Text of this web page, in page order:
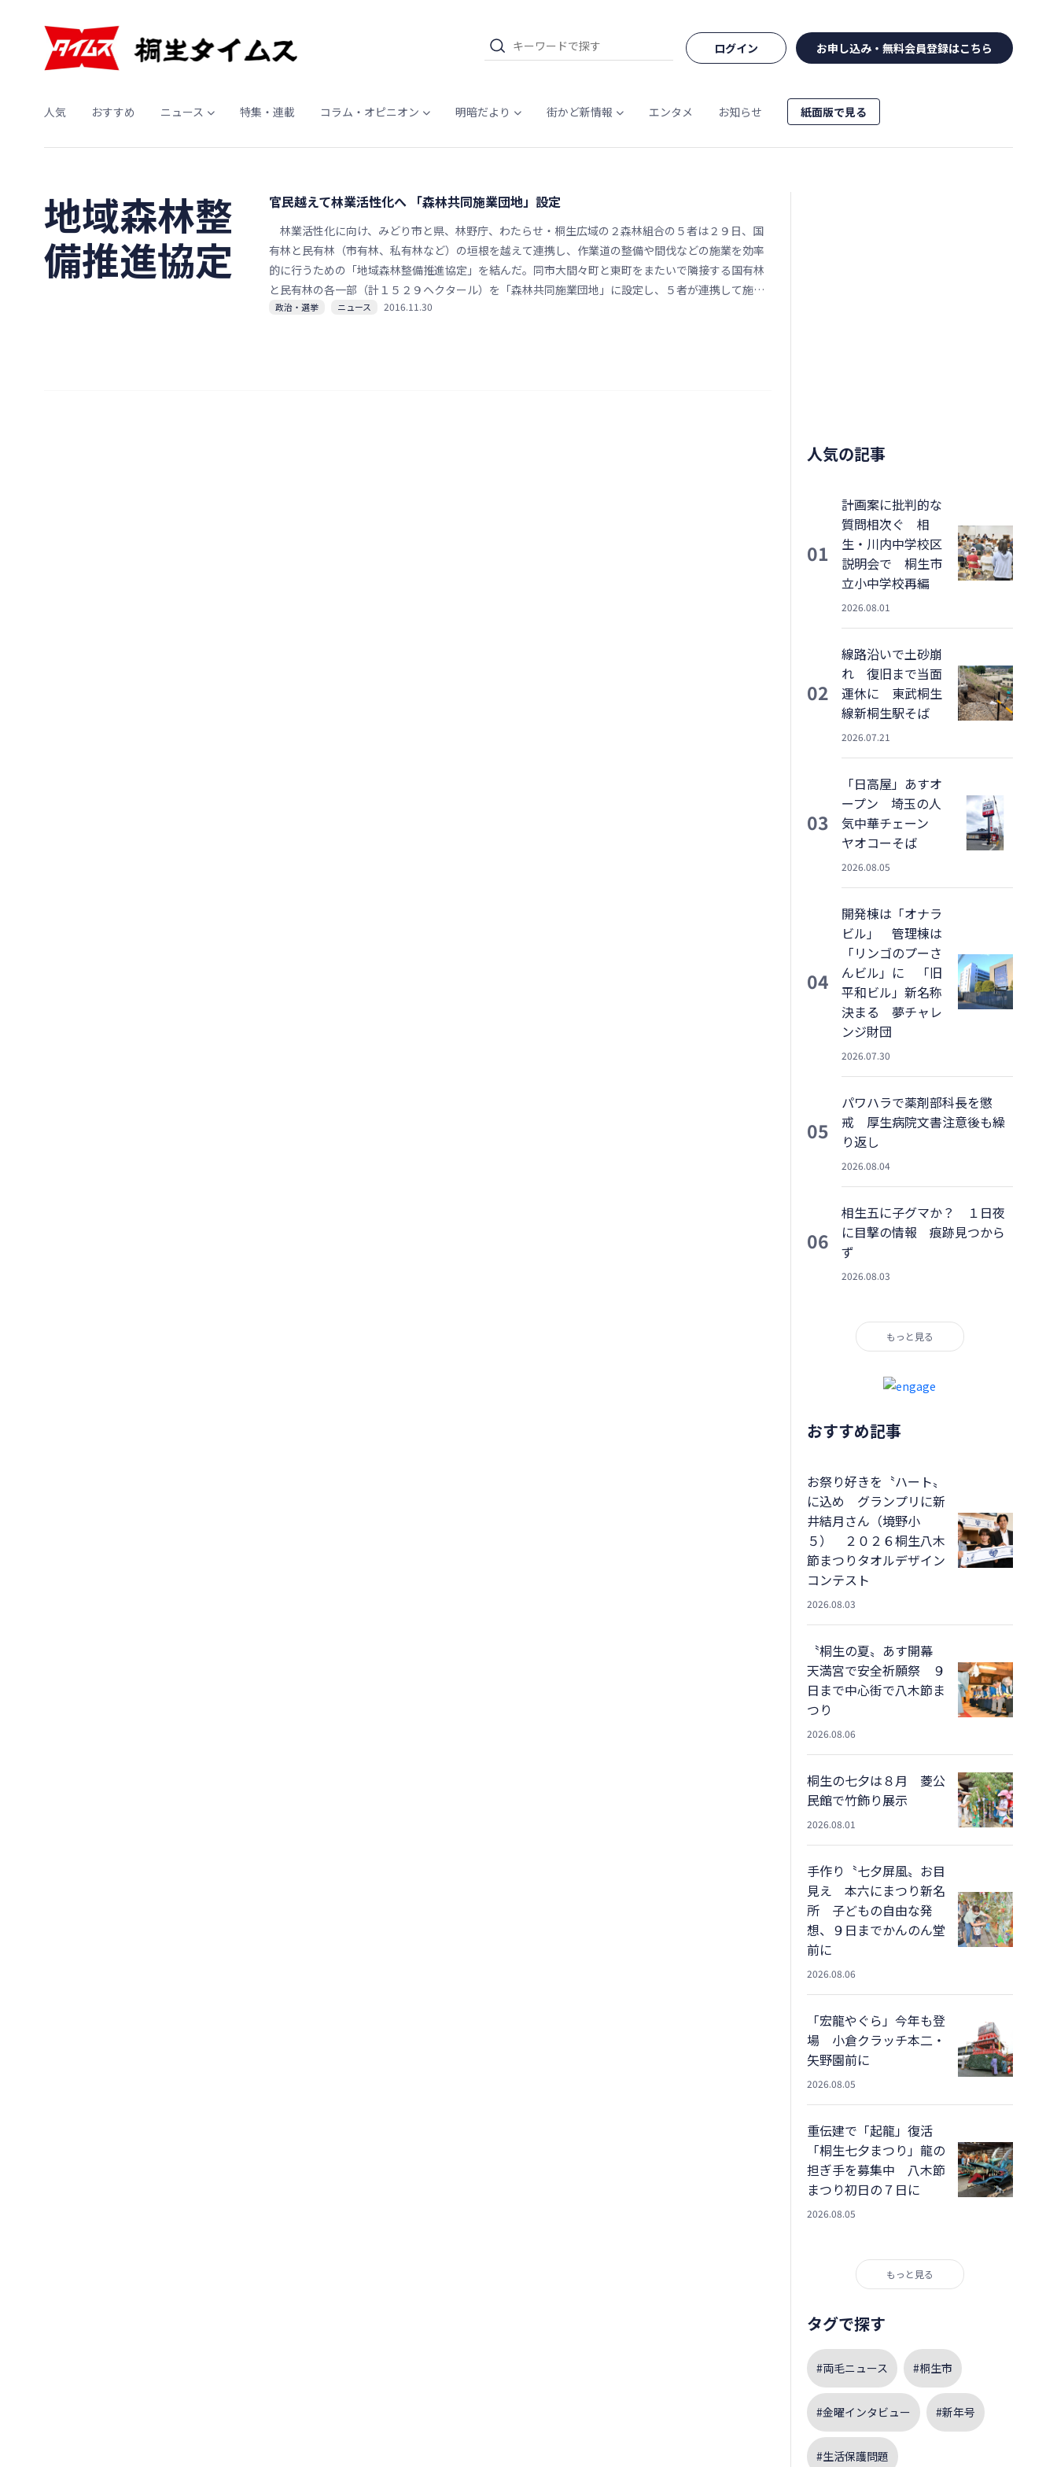
ログイン お申し込み・無料会員登録はこちら
人気 おすすめ ニュース 特集・連載 コラム・オピニオン 明暗だより 街かど新情報 エンタメ お知らせ 紙面版で見る
地域森林整
備推進協定
官民越えて林業活性化へ 「森林共同施業団地」設定
林業活性化に向け、みどり市と県、林野庁、わたらせ・桐生広域の２森林組合の５者は２９日、国
有林と民有林（市有林、私有林など）の垣根を越えて連携し、作業道の整備や間伐などの施業を効率
的に行うための「地域森林整備推進協定」を結んだ。同市大間々町と東町をまたいで隣接する国有林
と民有林の各一部（計１５２９ヘクタール）を「森林共同施業団地」に設定し、５者が連携して施業
を行うことで、林業コストを抑え、地域材の安定供給と生産拡大をめざす。
政治・選挙 ニュース 2016.11.30
人気の記事
01
計画案に批判的な
質問相次ぐ 相
生・川内中学校区
説明会で 桐生市
立小中学校再編
2026.08.01
02
線路沿いで土砂崩
れ 復旧まで当面
運休に 東武桐生
線新桐生駅そば
2026.07.21
03
「日高屋」あすオ
ープン 埼玉の人
気中華チェーン
ヤオコーそば
2026.08.05
04
開発棟は「オナラ
ビル」 管理棟は
「リンゴのプーさ
んビル」に 「旧
平和ビル」新名称
決まる 夢チャレ
ンジ財団
2026.07.30
05
パワハラで薬剤部科長を懲
戒 厚生病院文書注意後も繰
り返し
2026.08.04
06
相生五に子グマか？ １日夜
に目撃の情報 痕跡見つから
ず
2026.08.03
もっと見る
おすすめ記事
お祭り好きを〝ハート〟
に込め グランプリに新
井結月さん（境野小
５） ２０２６桐生八木
節まつりタオルデザイン
コンテスト
2026.08.03
〝桐生の夏〟あす開幕
天満宮で安全祈願祭 ９
日まで中心街で八木節ま
つり
2026.08.06
桐生の七夕は８月 菱公
民館で竹飾り展示
2026.08.01
手作り〝七夕屏風〟お目
見え 本六にまつり新名
所 子どもの自由な発
想、９日までかんのん堂
前に
2026.08.06
「宏龍やぐら」今年も登
場 小倉クラッチ本二・
矢野園前に
2026.08.05
重伝建で「起龍」復活
「桐生七夕まつり」龍の
担ぎ手を募集中 八木節
まつり初日の７日に
2026.08.05
もっと見る
タグで探す
#両毛ニュース #桐生市
#金曜インタビュー #新年号
#生活保護問題